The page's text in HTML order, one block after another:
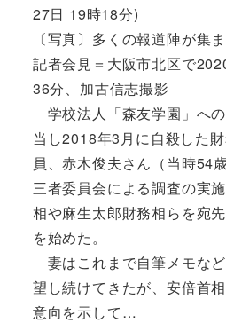
27日 19時18分)
〔写真〕多くの報道陣が集
記者会見＝大阪市北区で
36分、加古信志撮影
学校法人「森友学園」へ
当し2018年3月に自殺した
員、赤木俊夫さん（当時54
三者委員会による調査の実
相や麻生太郎財務相らを宛
を始めた。
妻はこれまで自筆メモな
望し続けてきたが、安倍首
意向を示して…